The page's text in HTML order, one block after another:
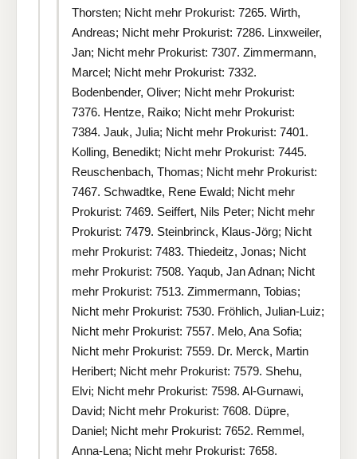
Thorsten; Nicht mehr Prokurist: 7265. Wirth,
Andreas; Nicht mehr Prokurist: 7286. Linxweiler,
Jan; Nicht mehr Prokurist: 7307. Zimmermann,
Marcel; Nicht mehr Prokurist: 7332.
Bodenbender, Oliver; Nicht mehr Prokurist:
7376. Hentze, Raiko; Nicht mehr Prokurist:
7384. Jauk, Julia; Nicht mehr Prokurist: 7401.
Kolling, Benedikt; Nicht mehr Prokurist: 7445.
Reuschenbach, Thomas; Nicht mehr Prokurist:
7467. Schwadtke, Rene Ewald; Nicht mehr
Prokurist: 7469. Seiffert, Nils Peter; Nicht mehr
Prokurist: 7479. Steinbrinck, Klaus-Jörg; Nicht
mehr Prokurist: 7483. Thiedeitz, Jonas; Nicht
mehr Prokurist: 7508. Yaqub, Jan Adnan; Nicht
mehr Prokurist: 7513. Zimmermann, Tobias;
Nicht mehr Prokurist: 7530. Fröhlich, Julian-Luiz;
Nicht mehr Prokurist: 7557. Melo, Ana Sofia;
Nicht mehr Prokurist: 7559. Dr. Merck, Martin
Heribert; Nicht mehr Prokurist: 7579. Shehu,
Elvi; Nicht mehr Prokurist: 7598. Al-Gurnawi,
David; Nicht mehr Prokurist: 7608. Düpre,
Daniel; Nicht mehr Prokurist: 7652. Remmel,
Anna-Lena; Nicht mehr Prokurist: 7658.